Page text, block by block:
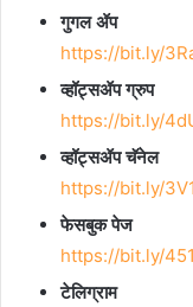
गुगल ॲप
https://bit.ly/
व्हॉट्सॲप ग्रुप
https://bit.ly/
व्हॉट्सॲप चॅनेल
https://bit.ly/
फेसबुक पेज
https://bit.ly/
टेलिग्राम